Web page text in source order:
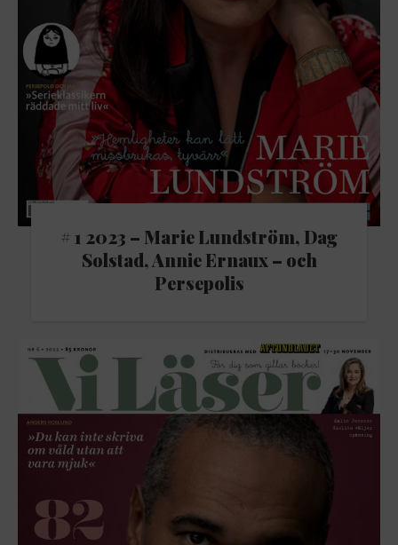
# 1 2023 – Marie Lundström, Dag
Solstad, Annie Ernaux – och
Persepolis